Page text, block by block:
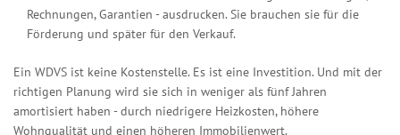
Rechnungen, Garantien - ausdrucken. Sie brauchen sie für die
Förderung und später für den Verkauf.
Ein WDVS ist keine Kostenstelle. Es ist eine Investition. Und mit der
richtigen Planung wird sie sich in weniger als fünf Jahren
amortisiert haben - durch niedrigere Heizkosten, höhere
Wohnqualität und einen höheren Immobilienwert.